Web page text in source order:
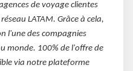
de voyage clientes
LATAM. Grâce à cela,
l'une des compagnies
monde. 100% de l'offre de
via notre plateforme